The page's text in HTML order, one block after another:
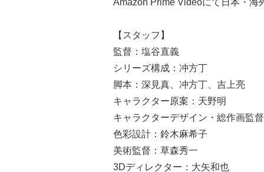
【スタッフ】
監督：塩谷直義
シリーズ構成：冲方丁
脚本：深見真、冲方丁、吉上亮
キャラクター原案：天野明
キャラクターデザイン・総作画監
色彩設計：鈴木麻希子
美術監督：草森秀一
3Dディレクター：大矢和也